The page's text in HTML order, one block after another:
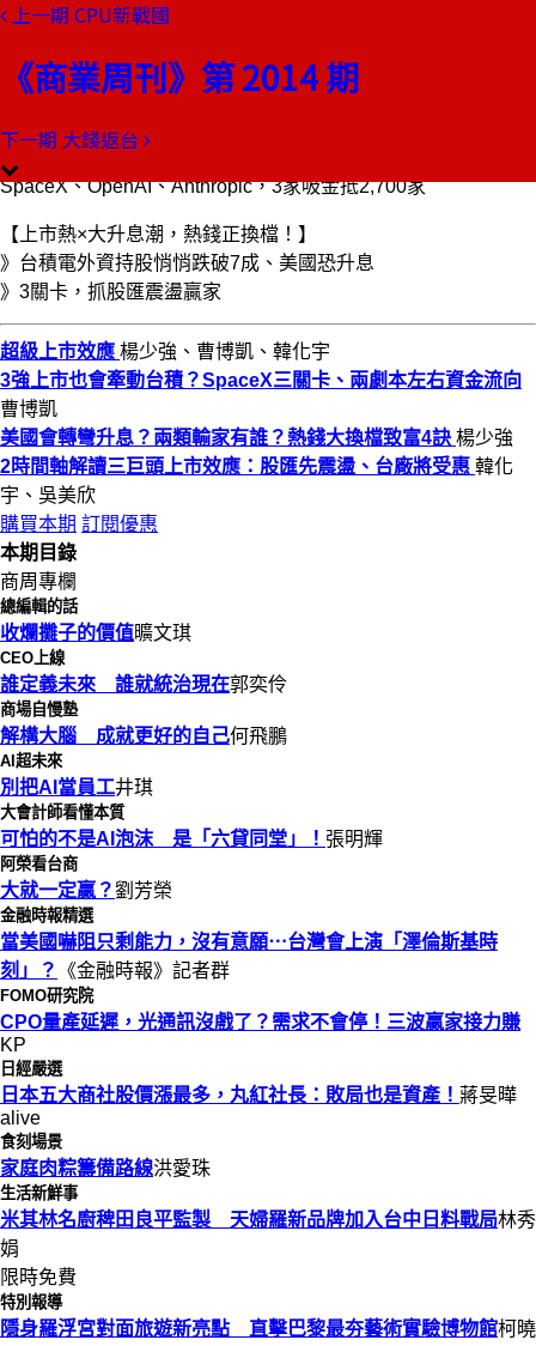
上一期 CPU新戰國
《商業周刊》第 2014 期
下一期 大錢返台
本期目錄
超級上市效應
SpaceX、OpenAI、Anthropic，3家吸金抵2,700家
【上市熱×大升息潮，熱錢正換檔！】
》台積電外資持股悄悄跌破7成、美國恐升息
》3關卡，抓股匯震盪贏家
超級上市效應 楊少強、曹博凱、韓化宇
3強上市也會牽動台積？SpaceX三關卡、兩劇本左右資金流向
曹博凱
美國會轉彎升息？兩類輸家有誰？熱錢大換檔致富4訣 楊少強
2時間軸解讀三巨頭上市效應：股匯先震盪、台廠將受惠 韓化
宇、吳美欣
購買本期 訂閱優惠
本期目錄
商周專欄
總編輯的話
收爛攤子的價值曠文琪
CEO上線
誰定義未來 誰就統治現在郭奕伶
商場自慢塾
解構大腦 成就更好的自己何飛鵬
AI超未來
別把AI當員工井琪
大會計師看懂本質
可怕的不是AI泡沫 是「六貸同堂」！ 張明輝
阿榮看台商
大就一定贏？劉芳榮
金融時報精選
當美國嚇阻只剩能力，沒有意願⋯台灣會上演「澤倫斯基時
刻」？
《金融時報》記者群
FOMO研究院
CPO量產延遲，光通訊沒戲了？需求不會停！三波贏家接力賺
KP
日經嚴選
日本五大商社股價漲最多，丸紅社長：敗局也是資產！ 蔣旻曄
alive
食刻場景
家庭肉粽籌備路線洪愛珠
生活新鮮事
米其林名廚稗田良平監製 天婦羅新品牌加入台中日料戰局林秀
娟
限時免費
特別報導
隱身羅浮宮對面旅遊新亮點 直擊巴黎最夯藝術實驗博物館柯曉